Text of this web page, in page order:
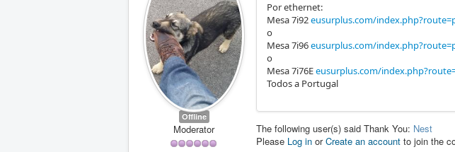
Offline
Moderator
Por ethernet:
Mesa 7i92eusurplus.com/
o
Mesa 7i96eusurplus.com/
o
Mesa 7i76Eeusurplus.com/
Todos a Portugal
The following user(s) said Thank You: Nest
Please Log in orCreate an account to join the